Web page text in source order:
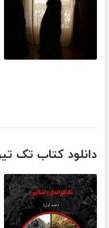
دانلود کتاب تک